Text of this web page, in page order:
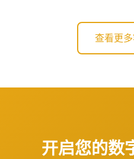
查看更
开启您的数